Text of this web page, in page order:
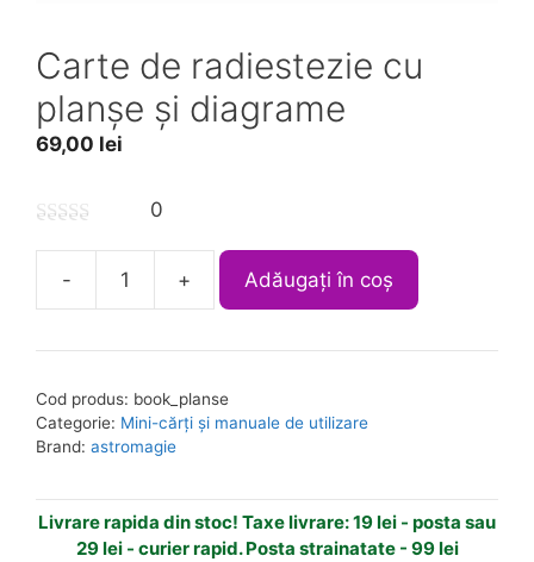
Carte de radiestezie cu
planșe și diagrame
69,00 lei
0
t
f
0
-
Cantitate
de
cu
diagrame
+ Adăugați în coș
e
n
a
i
v
Cod produs: book_planse
Categorie: Mini-cărți și manuale de utilizare
Brand: astromagie
Livrare rapida din stoc! Taxe livrare: 19 lei - posta sau
29 lei - curier rapid. Posta strainatate - 99 lei